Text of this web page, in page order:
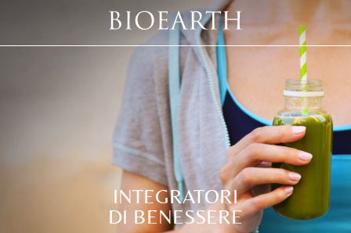
INTEGRATORI
DI BENESSERE